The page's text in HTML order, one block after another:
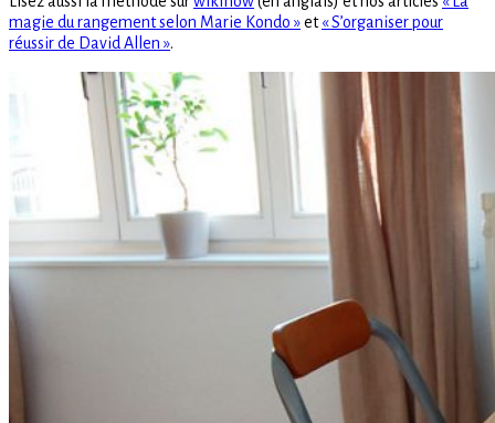
magie du rangement selon Marie Kondo »et« S’organiser pour
réussir de David Allen ».